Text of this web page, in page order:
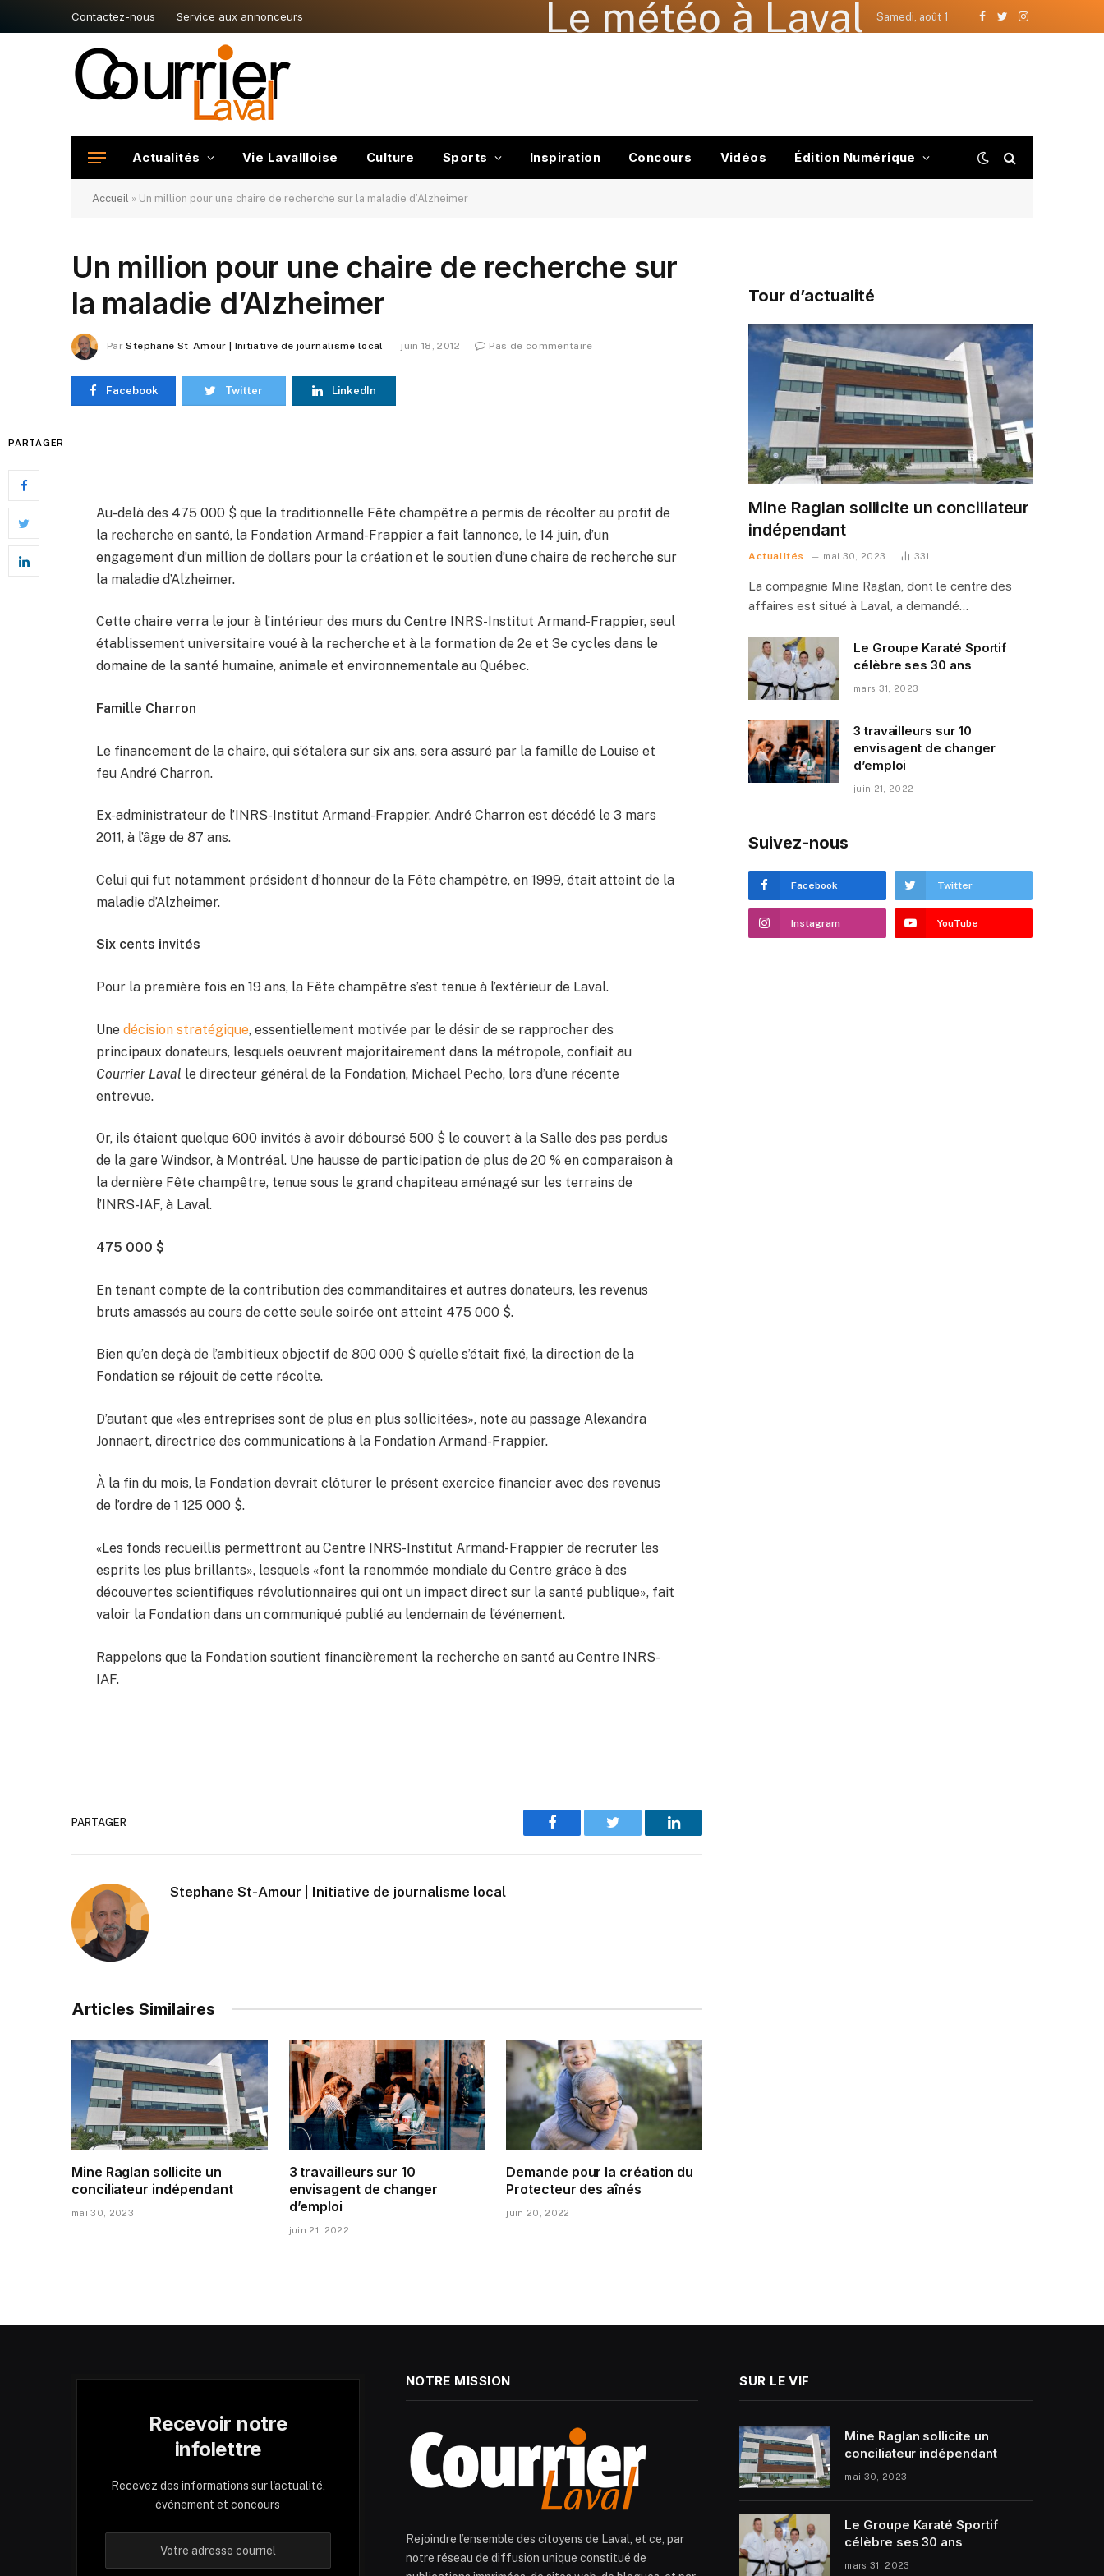
Contactez-nous Service aux annonceurs Le météo à Laval Samedi, août 1
Facebook
TwitterInstagram
Actualités Vie Lavallloise Culture Sports Inspiration Concours Vidéos Édition Numérique
Accueil » Un million pour une chaire de recherche sur la maladie d’Alzheimer
Un million pour une chaire de recherche sur
la maladie d’Alzheimer
Par Stephane St-Amour | Initiative de journalisme local juin 18, 2012 Pas de commentaire
Facebook Twitter LinkedIn
PARTAGER
Au-delà des 475 000 $ que la traditionnelle Fête champêtre a permis de récolter au profit de
la recherche en santé, la Fondation Armand-Frappier a fait l’annonce, le 14 juin, d’un
engagement d’un million de dollars pour la création et le soutien d’une chaire de recherche sur
la maladie d’Alzheimer.
Cette chaire verra le jour à l’intérieur des murs du Centre INRS-Institut Armand-Frappier, seul
établissement universitaire voué à la recherche et à la formation de 2e et 3e cycles dans le
domaine de la santé humaine, animale et environnementale au Québec.
Famille Charron
Le financement de la chaire, qui s’étalera sur six ans, sera assuré par la famille de Louise et
feu André Charron.
Ex-administrateur de l’INRS-Institut Armand-Frappier, André Charron est décédé le 3 mars
2011, à l’âge de 87 ans.
Celui qui fut notamment président d’honneur de la Fête champêtre, en 1999, était atteint de la
maladie d’Alzheimer.
Six cents invités
Pour la première fois en 19 ans, la Fête champêtre s’est tenue à l’extérieur de Laval.
Unedécision stratégique, essentiellement motivée par le désir de se rapprocher des
principaux donateurs, lesquels oeuvrent majoritairement dans la métropole, confiait au
Courrier Laval le directeur général de la Fondation, Michael Pecho, lors d’une récente
entrevue.
Or, ils étaient quelque 600 invités à avoir déboursé 500 $ le couvert à la Salle des pas perdus
de la gare Windsor, à Montréal. Une hausse de participation de plus de 20 % en comparaison à
la dernière Fête champêtre, tenue sous le grand chapiteau aménagé sur les terrains de
l’INRS-IAF, à Laval.
475 000 $
En tenant compte de la contribution des commanditaires et autres donateurs, les revenus
bruts amassés au cours de cette seule soirée ont atteint 475 000 $.
Bien qu’en deçà de l’ambitieux objectif de 800 000 $ qu’elle s’était fixé, la direction de la
Fondation se réjouit de cette récolte.
D’autant que «les entreprises sont de plus en plus sollicitées», note au passage Alexandra
Jonnaert, directrice des communications à la Fondation Armand-Frappier.
À la fin du mois, la Fondation devrait clôturer le présent exercice financier avec des revenus
de l’ordre de 1 125 000 $.
«Les fonds recueillis permettront au Centre INRS-Institut Armand-Frappier de recruter les
esprits les plus brillants», lesquels «font la renommée mondiale du Centre grâce à des
découvertes scientifiques révolutionnaires qui ont un impact direct sur la santé publique», fait
valoir la Fondation dans un communiqué publié au lendemain de l’événement.
Rappelons que la Fondation soutient financièrement la recherche en santé au Centre INRS-
IAF.
PARTAGER
Facebook Twitter LinkedIn
Stephane St-Amour | Initiative de journalisme local
Articles Similaires
Mine Raglan sollicite un
conciliateur indépendant
mai 30, 2023
3 travailleurs sur 10
envisagent de changer
d’emploi
juin 21, 2022
Demande pour la création du
Protecteur des aînés
juin 20, 2022
Tour d’actualité
Mine Raglan sollicite un conciliateur
indépendant
Actualités mai 30, 2023 331
La compagnie Mine Raglan, dont le centre des
affaires est situé à Laval, a demandé…
Le Groupe Karaté Sportif
célèbre ses 30 ans
mars 31, 2023
3 travailleurs sur 10
envisagent de changer
d’emploi
juin 21, 2022
Suivez-nous
Facebook Twitter
Instagram YouTube
Recevoir notre
infolettre
Recevez des informations sur l'actualité,
événement et concours
NOTRE MISSION
Rejoindre l’ensemble des citoyens de Laval, et ce, par
notre réseau de diffusion unique constitué de
SUR LE VIF
Mine Raglan sollicite un
conciliateur indépendant
mai 30, 2023
Le Groupe Karaté Sportif
célèbre ses 30 ans
mars 31, 2023